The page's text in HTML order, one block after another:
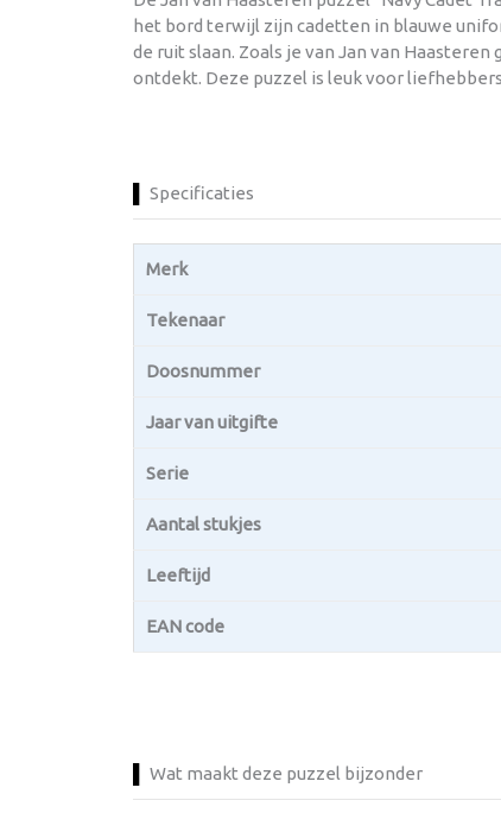
het bord terwijl zijn cadetten in blauwe
de ruit slaan. Zoals je van Jan van
ontdekt. Deze puzzel is leuk voor
Specificaties
Merk
Tekenaar
Doosnummer
Jaar van uitgifte
Serie
Aantal stukjes
Leeftijd
EAN code
Wat maakt deze puzzel bijzonder